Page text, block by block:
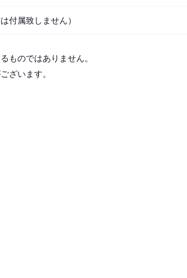
付属致しません）
ものではありません。
ざいます。